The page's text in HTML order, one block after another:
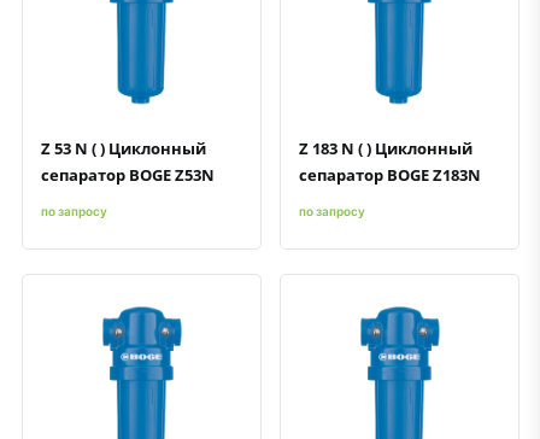
Z 53 N ( ) Циклонный
сепаратор BOGE Z53N
по запросу
Z 183 N ( ) Циклонный
сепаратор BOGE Z183N
по запросу